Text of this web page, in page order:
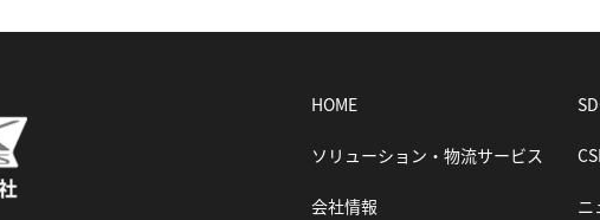
HOME
ソリューション・物流サービス
会社情報 ニ